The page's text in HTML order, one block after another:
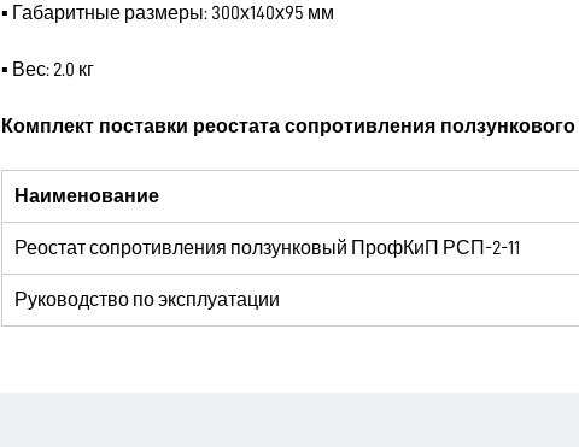
▪ Габаритные размеры: 300х140х95 мм
▪ Вес: 2.0 кг
Комплект поставки реостата сопротивления
Наименование
Реостат сопротивления ползунковый ПрофКиП РСП-2-11
Руководство по эксплуатации